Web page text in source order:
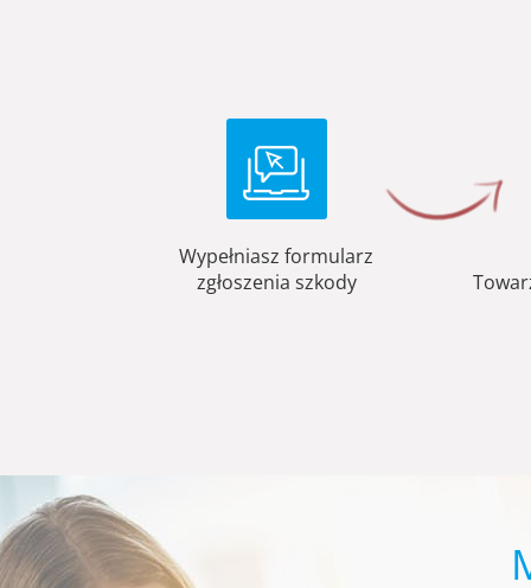
Wypełniasz formularz
zgłoszenia szkody